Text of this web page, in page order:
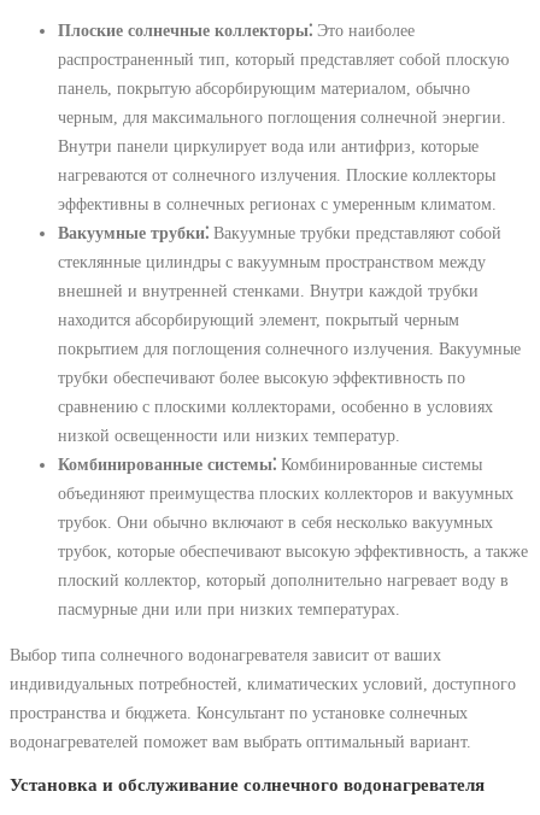
Плоские солнечные коллекторы⁚ Это наиболее
распространенный тип, который представляет собой плоскую
панель, покрытую абсорбирующим материалом, обычно
черным, для максимального поглощения солнечной энергии.
Внутри панели циркулирует вода или антифриз, которые
нагреваются от солнечного излучения. Плоские коллекторы
эффективны в солнечных регионах с умеренным климатом.
Вакуумные трубки⁚ Вакуумные трубки представляют собой
стеклянные цилиндры с вакуумным пространством между
внешней и внутренней стенками. Внутри каждой трубки
находится абсорбирующий элемент, покрытый черным
покрытием для поглощения солнечного излучения. Вакуумные
трубки обеспечивают более высокую эффективность по
сравнению с плоскими коллекторами, особенно в условиях
низкой освещенности или низких температур.
Комбинированные системы⁚ Комбинированные системы
объединяют преимущества плоских коллекторов и вакуумных
трубок. Они обычно включают в себя несколько вакуумных
трубок, которые обеспечивают высокую эффективность, а также
плоский коллектор, который дополнительно нагревает воду в
пасмурные дни или при низких температурах.
Выбор типа солнечного водонагревателя зависит от ваших
индивидуальных потребностей, климатических условий, доступного
пространства и бюджета. Консультант по установке солнечных
водонагревателей поможет вам выбрать оптимальный вариант.
Установка и обслуживание солнечного водонагревателя